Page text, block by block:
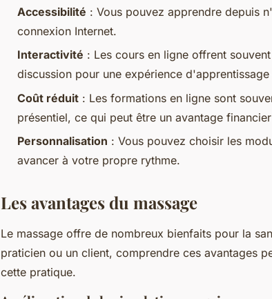
Accessibilité : Vous pouvez apprendre depuis
connexion Internet.
Interactivité : Les cours en ligne offrent
discussion pour une expérience d'apprentissage
Coût réduit : Les formations en ligne sont
présentiel, ce qui peut être un avantage
Personnalisation : Vous pouvez choisir les
avancer à votre propre rythme.
Les avantages du massage
Le massage offre de nombreux bienfaits pour la
praticien ou un client, comprendre ces avantages
cette pratique.